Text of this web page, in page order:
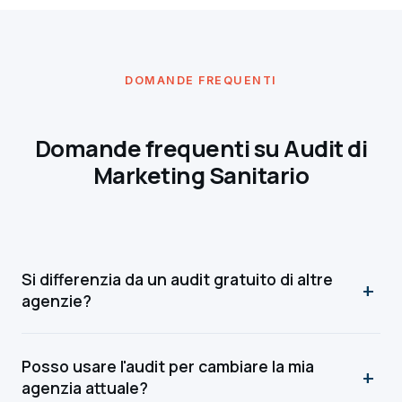
DOMANDE FREQUENTI
Domande frequenti su Audit di
Marketing Sanitario
Si differenzia da un audit gratuito di altre
agenzie?
+
generici, finalizzati a vendere il servizio dell'agenzia
stessa. Il nostro audit è un servizio professionale a
Posso usare l'audit per cambiare la mia
agenzia attuale?
+